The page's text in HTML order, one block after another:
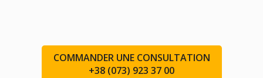
COMMANDER UNE CONSULTATION
+38 (073) 923 37 00